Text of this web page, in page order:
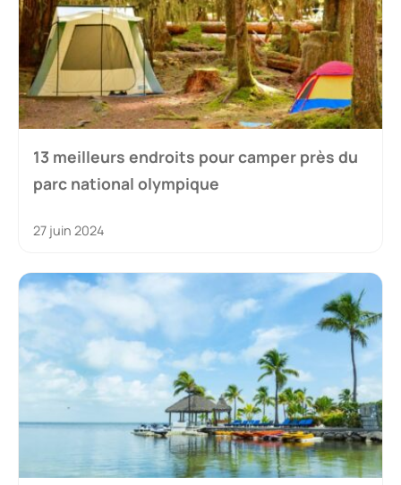
13 meilleurs endroits pour camper près du
parc national olympique
27 juin 2024